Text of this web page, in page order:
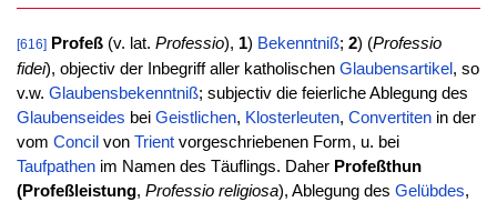
[616] Profeß(v. lat. Professio), 1) Bekenntniß; 2) (Professio
fidei), objectiv der Inbegriff aller katholischen Glaubensartikel , so
v.w. Glaubensbekenntniß; subjectiv die feierliche Ablegung des
Glaubenseides bei Geistlichen, Klosterleuten, Convertitenin der
vom Concil von Trientvorgeschriebenen Form, u. bei
Taufpathenim Namen des Täuflings. Daher Profeßthun
(Profeßleistung, Professio religiosa), Ablegung des Gelübdes,